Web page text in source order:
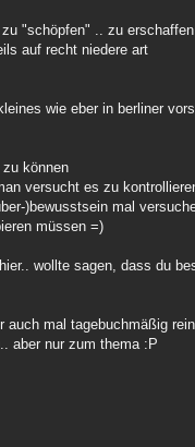
"schöpfen" .. zu erschaffen
auf recht niedere art
wie eber in berliner
können
versucht es zu
)bewusstsein mal
müssen =)
wollte sagen, dass du
auch mal tagebuchmäßig
aber nur zum thema :P